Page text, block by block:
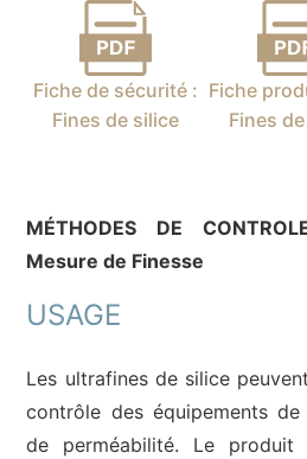
Fiche de sécurité :
Fines de silice
Fiche
Fines
MÉTHODES DE
Mesure de Finesse
USAGE
Les ultrafines de silice
contrôle des équipements
de perméabilité. Le produit